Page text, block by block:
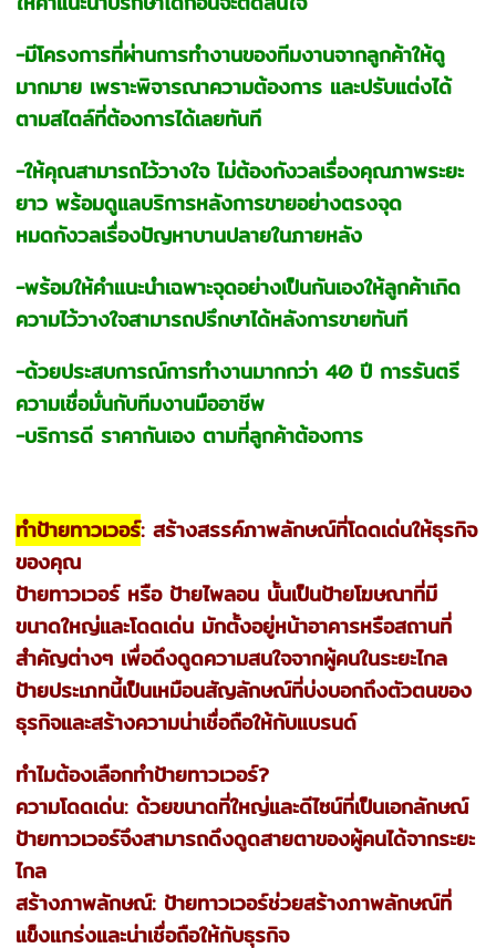
-มีโครงการที่ผ่านการทำงานของทีมงานจากลูกค้าให้ดู
มากมาย เพราะพิจารณาความต้องการ และปรับแต่งได้
ตามสไตล์ที่ต้องการได้เลยทันที
-ให้คุณสามารถไว้วางใจ ไม่ต้องกังวลเรื่องคุณภาพระยะ
ยาว พร้อมดูแลบริการหลังการขายอย่างตรงจุด
หมดกังวลเรื่องปัญหาบานปลายในภายหลัง
-พร้อมให้คำแนะนำเฉพาะจุดอย่างเป็นกันเองให้ลูกค้าเกิด
ความไว้วางใจสามารถปรึกษาได้หลังการขายทันที
-ด้วยประสบการณ์การทำงานมากกว่า 40 ปี การรันตรี
ความเชื่อมั่นกับทีมงานมืออาชีพ
-บริการดี ราคากันเอง ตามที่ลูกค้าต้องการ
ทำป้ายทาวเวอร์: สร้างสรรค์ภาพลักษณ์ที่โดดเด่นให้ธุรกิจ
ของคุณ
ป้ายทาวเวอร์ หรือ ป้ายไพลอน นั้นเป็นป้ายโฆษณาที่มี
ขนาดใหญ่และโดดเด่น มักตั้งอยู่หน้าอาคารหรือสถานที่
สำคัญต่างๆ เพื่อดึงดูดความสนใจจากผู้คนในระยะไกล
ป้ายประเภทนี้เป็นเหมือนสัญลักษณ์ที่บ่งบอกถึงตัวตนของ
ธุรกิจและสร้างความน่าเชื่อถือให้กับแบรนด์
ทำไมต้องเลือกทำป้ายทาวเวอร์?
ความโดดเด่น: ด้วยขนาดที่ใหญ่และดีไซน์ที่เป็นเอกลักษณ์
ป้ายทาวเวอร์จึงสามารถดึงดูดสายตาของผู้คนได้จากระยะ
ไกล
สร้างภาพลักษณ์: ป้ายทาวเวอร์ช่วยสร้างภาพลักษณ์ที่
แข็งแกร่งและน่าเชื่อถือให้กับธุรกิจ